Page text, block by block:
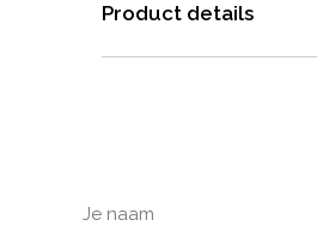
Product details